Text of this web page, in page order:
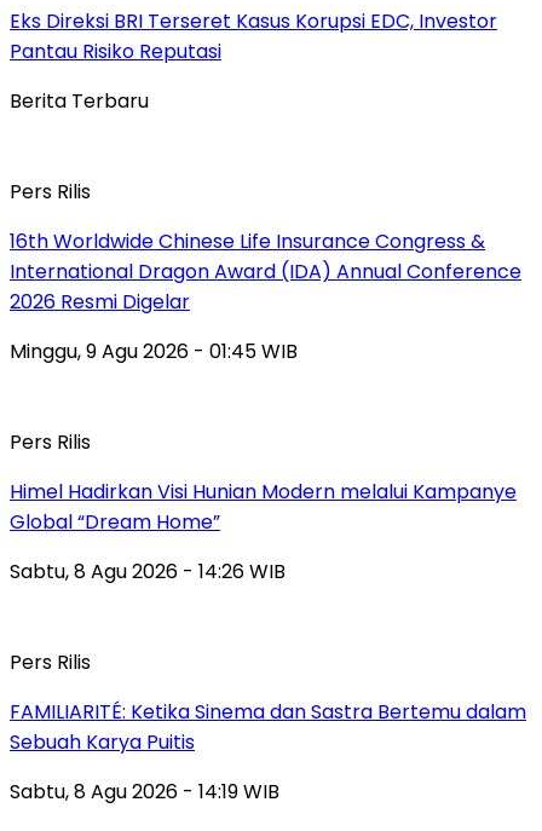
Eks Direksi BRI Terseret Kasus Korupsi EDC, Investor
Pantau Risiko Reputasi
Berita Terbaru
Pers Rilis
16th Worldwide Chinese Life Insurance Congress &
International Dragon Award (IDA) Annual Conference
2026 Resmi Digelar
Minggu, 9 Agu 2026 - 01:45 WIB
Pers Rilis
Himel Hadirkan Visi Hunian Modern melalui Kampanye
Global “Dream Home”
Sabtu, 8 Agu 2026 - 14:26 WIB
Pers Rilis
FAMILIARITÉ: Ketika Sinema dan Sastra Bertemu dalam
Sebuah Karya Puitis
Sabtu, 8 Agu 2026 - 14:19 WIB